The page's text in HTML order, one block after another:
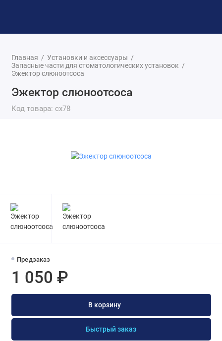
Эжектор слюноотсоса
Главная
Установки и аксессуары
Запасные части для стоматологических установок
Эжектор слюноотсоса
Код товара: сх78
Стоматологические установки
Матрасы и подголовники с памятью формы
Стулья
Показать все
Предзаказ
1 050 ₽
В корзину
Быстрый заказ